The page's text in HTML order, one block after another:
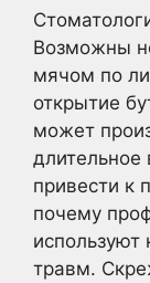
Возможны
мячом по
открытие
может
длительное
привести к
почему
используют
травм.